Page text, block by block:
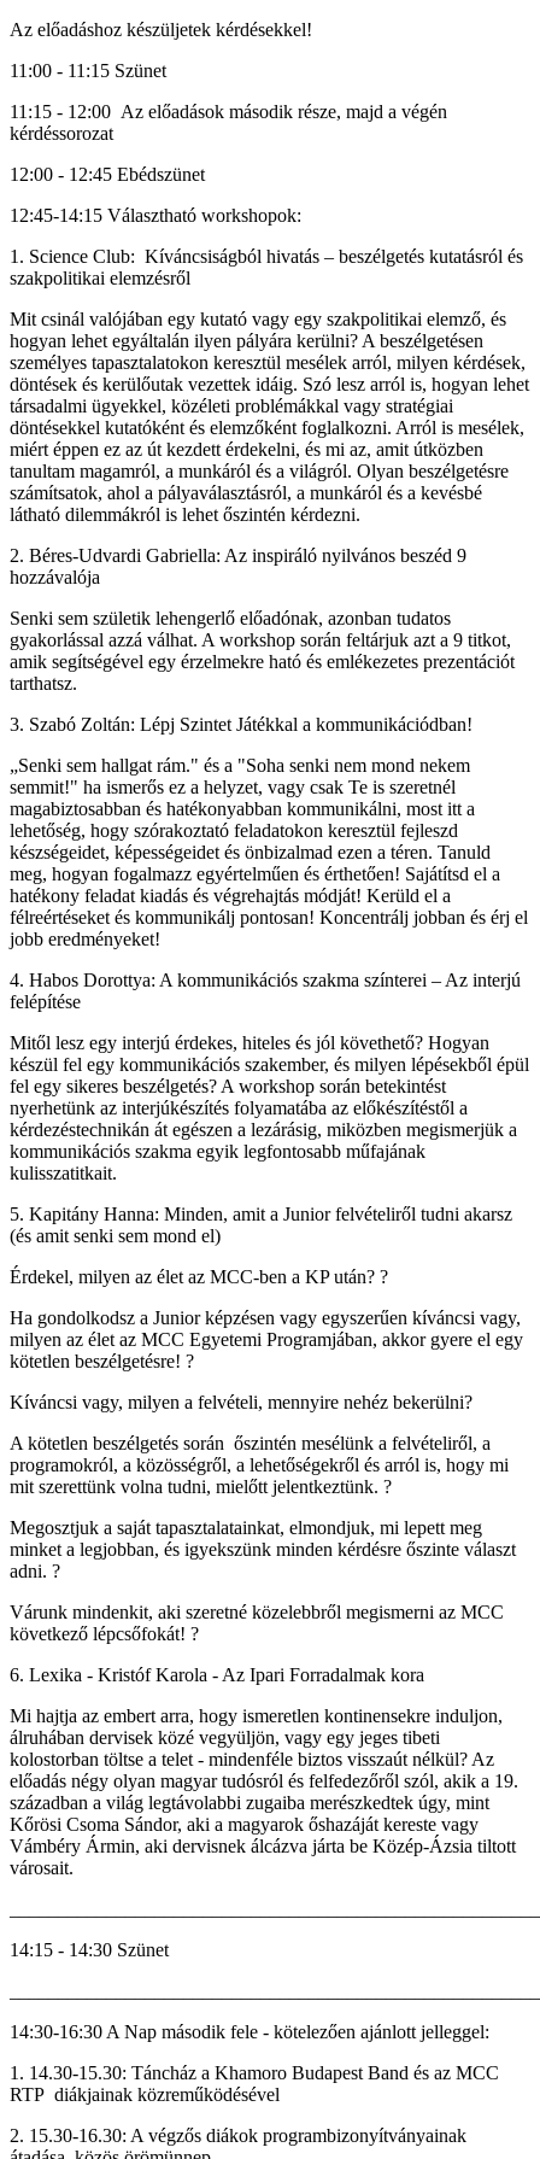
Az előadáshoz készüljetek kérdésekkel!
11:00 - 11:15 Szünet
11:15 - 12:00 Az előadások második része, majd a végén
kérdéssorozat
12:00 - 12:45 Ebédszünet
12:45-14:15 Választható workshopok:
1. Science Club: Kíváncsiságból hivatás – beszélgetés kutatásról és
szakpolitikai elemzésről
Mit csinál valójában egy kutató vagy egy szakpolitikai elemző, és
hogyan lehet egyáltalán ilyen pályára kerülni? A beszélgetésen
személyes tapasztalatokon keresztül mesélek arról, milyen kérdések,
döntések és kerülőutak vezettek idáig. Szó lesz arról is, hogyan lehet
társadalmi ügyekkel, közéleti problémákkal vagy stratégiai
döntésekkel kutatóként és elemzőként foglalkozni. Arról is mesélek,
miért éppen ez az út kezdett érdekelni, és mi az, amit útközben
tanultam magamról, a munkáról és a világról. Olyan beszélgetésre
számítsatok, ahol a pályaválasztásról, a munkáról és a kevésbé
látható dilemmákról is lehet őszintén kérdezni.
2. Béres-Udvardi Gabriella: Az inspiráló nyilvános beszéd 9
hozzávalója
Senki sem születik lehengerlő előadónak, azonban tudatos
gyakorlással azzá válhat. A workshop során feltárjuk azt a 9 titkot,
amik segítségével egy érzelmekre ható és emlékezetes prezentációt
tarthatsz.
3. Szabó Zoltán: Lépj Szintet Játékkal a kommunikációdban!
„Senki sem hallgat rám." és a "Soha senki nem mond nekem
semmit!" ha ismerős ez a helyzet, vagy csak Te is szeretnél
magabiztosabban és hatékonyabban kommunikálni, most itt a
lehetőség, hogy szórakoztató feladatokon keresztül fejleszd
készségeidet, képességeidet és önbizalmad ezen a téren. Tanuld
meg, hogyan fogalmazz egyértelműen és érthetően! Sajátítsd el a
hatékony feladat kiadás és végrehajtás módját! Kerüld el a
félreértéseket és kommunikálj pontosan! Koncentrálj jobban és érj el
jobb eredményeket!
4. Habos Dorottya: A kommunikációs szakma színterei – Az interjú
felépítése
Mitől lesz egy interjú érdekes, hiteles és jól követhető? Hogyan
készül fel egy kommunikációs szakember, és milyen lépésekből épül
fel egy sikeres beszélgetés? A workshop során betekintést
nyerhetünk az interjúkészítés folyamatába az előkészítéstől a
kérdezéstechnikán át egészen a lezárásig, miközben megismerjük a
kommunikációs szakma egyik legfontosabb műfajának
kulisszatitkait.
5. Kapitány Hanna: Minden, amit a Junior felvételiről tudni akarsz
(és amit senki sem mond el)
Érdekel, milyen az élet az MCC-ben a KP után? ?
Ha gondolkodsz a Junior képzésen vagy egyszerűen kíváncsi vagy,
milyen az élet az MCC Egyetemi Programjában, akkor gyere el egy
kötetlen beszélgetésre! ?
Kíváncsi vagy, milyen a felvételi, mennyire nehéz bekerülni?
A kötetlen beszélgetés során őszintén mesélünk a felvételiről, a
programokról, a közösségről, a lehetőségekről és arról is, hogy mi
mit szerettünk volna tudni, mielőtt jelentkeztünk. ?
Megosztjuk a saját tapasztalatainkat, elmondjuk, mi lepett meg
minket a legjobban, és igyekszünk minden kérdésre őszinte választ
adni. ?
Várunk mindenkit, aki szeretné közelebbről megismerni az MCC
következő lépcsőfokát! ?
6. Lexika - Kristóf Karola - Az Ipari Forradalmak kora
Mi hajtja az embert arra, hogy ismeretlen kontinensekre induljon,
álruhában dervisek közé vegyüljön, vagy egy jeges tibeti
kolostorban töltse a telet - mindenféle biztos visszaút nélkül? Az
előadás négy olyan magyar tudósról és felfedezőről szól, akik a 19.
században a világ legtávolabbi zugaiba merészkedtek úgy, mint
Kőrösi Csoma Sándor, aki a magyarok őshazáját kereste vagy
Vámbéry Ármin, aki dervisnek álcázva járta be Közép-Ázsia tiltott
városait.
14:15 - 14:30 Szünet
14:30-16:30 A Nap második fele - kötelezően ajánlott jelleggel:
1. 14.30-15.30: Táncház a Khamoro Budapest Band és az MCC
RTP diákjainak közreműködésével
2. 15.30-16.30: A végzős diákok programbizonyítványainak